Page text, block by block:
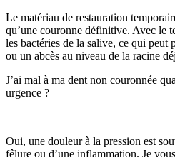
Le matériau de restauration
qu’une couronne définitive. Avec le
les bactéries de la salive, ce qui peut
ou un abcès au niveau de la racine
J’ai mal à ma dent non couronnée
urgence ?
Oui, une douleur à la pression est
fêlure ou d’une inflammation. Je